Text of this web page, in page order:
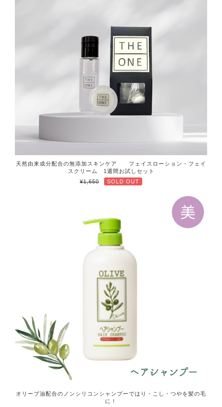
天然由来成分配合の無添加スキンケア フェイスローション・フェイ
スクリーム 1週間お試しセット
¥1,650
SOLD OUT
オリーブ油配合のノンシリコンシャンプーではり・こし・つやを髪の毛
に！